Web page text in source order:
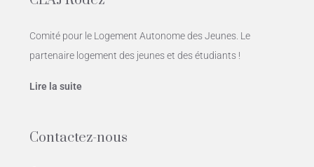
Comité pour le Logement Autonome des Jeunes. Le
partenaire logement des jeunes et des étudiants !
Lire la suite
Contactez-nous